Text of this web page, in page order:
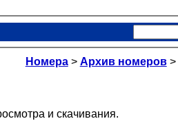
Номера> Архив номеров>
и скачивания.